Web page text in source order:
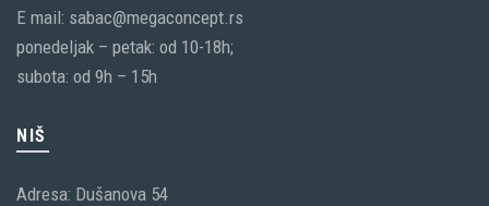
E mail: sabac@megaconcept.rs
ponedeljak – petak: od 10-18h;
subota: od 9h – 15h
NIŠ
Adresa: Dušanova 54